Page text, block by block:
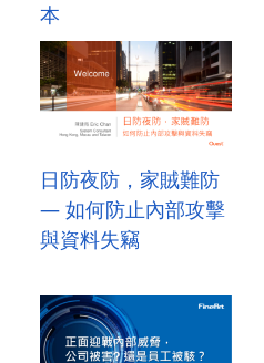
本
日防夜防，家賊難防
— 如何防止內部攻擊
與資料失竊